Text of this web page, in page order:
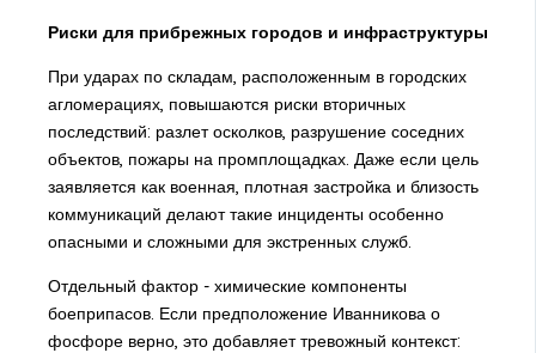
Риски для прибрежных городов и инфраструктуры
При ударах по складам, расположенным в городских
агломерациях, повышаются риски вторичных
последствий: разлет осколков, разрушение соседних
объектов, пожары на промплощадках. Даже если цель
заявляется как военная, плотная застройка и близость
коммуникаций делают такие инциденты особенно
опасными и сложными для экстренных служб.
Отдельный фактор - химические компоненты
боеприпасов. Если предположение Иванникова о
фосфоре верно, это добавляет тревожный контекст: